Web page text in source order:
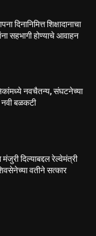
दिनानिमित्त शिक्षादानाचा
सहभागी होण्याचे आवाहन
नवचैतन्य, संघटनेच्या
बळकटी
दिल्याबद्दल रेल्वेमंत्री
वतीने सत्कार